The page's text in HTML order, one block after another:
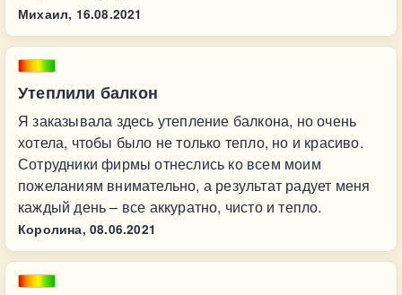
Михаил, 16.08.2021
Утеплили балкон
Я заказывала здесь утепление балкона, но очень
хотела, чтобы было не только тепло, но и красиво.
Сотрудники фирмы отнеслись ко всем моим
пожеланиям внимательно, а результат радует меня
каждый день – все аккуратно, чисто и тепло.
Королина, 08.06.2021